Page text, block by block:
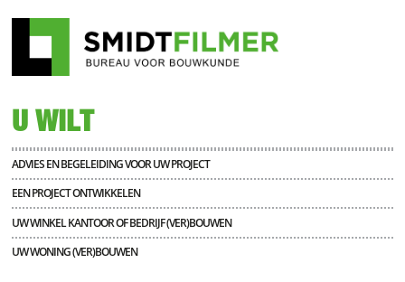
U WILT
ADVIES EN BEGELEIDING VOOR UW PROJECT
EEN PROJECT ONTWIKKELEN
UW WINKEL KANTOOR OF BEDRIJF (VER)BOUWEN
UW WONING (VER)BOUWEN